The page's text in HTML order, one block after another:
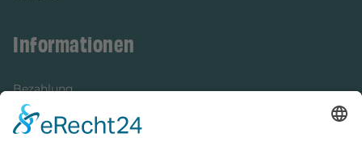
Informationen
Bezahlung
Newsletter